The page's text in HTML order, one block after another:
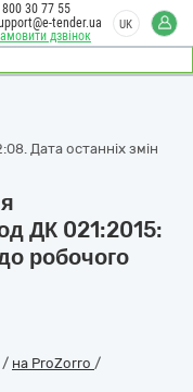
дзвінок
30 77 55
tender.ua
UK
Дата останніх змін
ДК 021:2015:
робочого
/ на ProZorro /